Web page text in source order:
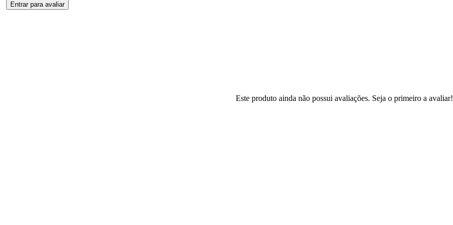
Entrar para avaliar
Este produto ainda não possui avaliações. Seja o primeiro a avaliar!